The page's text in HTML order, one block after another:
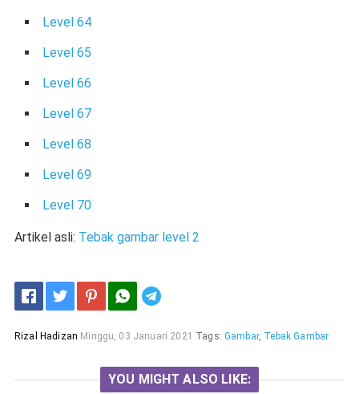
Level 64
Level 65
Level 66
Level 67
Level 68
Level 69
Level 70
Artikel asli: Tebak gambar level 2
Rizal Hadizan Minggu, 03 Januari 2021 Tags:Gambar, Tebak Gambar
YOU MIGHT ALSO LIKE: